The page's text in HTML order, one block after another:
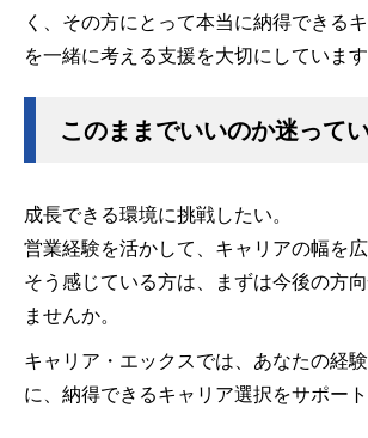
く、その方にとって本当に納得できる
を一緒に考える支援を大切にしています
このままでいいのか迷って
成長できる環境に挑戦したい。
営業経験を活かして、キャリアの幅を広
そう感じている方は、まずは今後の方
ませんか。
キャリア・エックスでは、あなたの経
に、納得できるキャリア選択をサポート